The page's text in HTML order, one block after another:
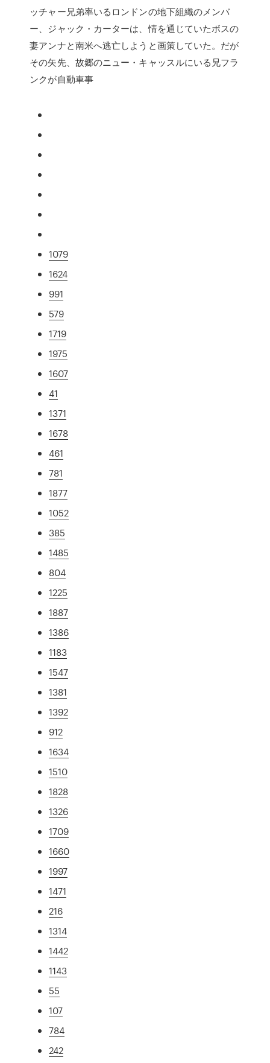
ッチャー兄弟率いるロンドンの地下組織のメンバ
ー、ジャック・カーターは、情を通じていたボスの
妻アンナと南米へ逃亡しようと画策していた。だが
その矢先、故郷のニュー・キャッスルにいる兄フラ
ンクが自動車事
1079
1624
991
579
1719
1975
1607
41
1371
1678
461
781
1877
1052
385
1485
804
1225
1887
1386
1183
1547
1381
1392
912
1634
1510
1828
1326
1709
1660
1997
1471
216
1314
1442
1143
55
107
784
242